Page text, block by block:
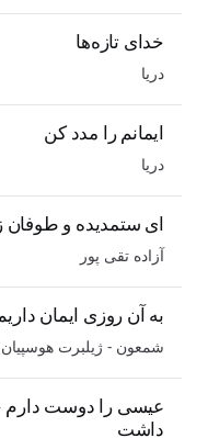
خدای تازه‌ها
دریا
ایمانم را مدد کن
دریا
ای ستمدیده و طوفان
آزاده تقی پور
به آن روزی ایمان
شمعون - ژیلبرت هوسپیان
عیسی را دوست دارم
داشت